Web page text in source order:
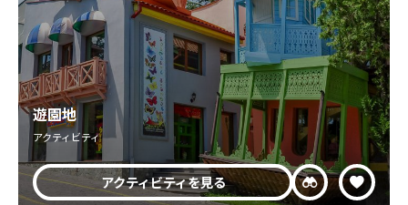
遊園地
アクティビティ
アクティビティを見る